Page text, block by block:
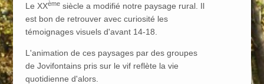
Le XXème siècle a modifié notre paysage rural. Il
est bon de retrouver avec curiosité les
témoignages visuels d'avant 14-18.
L'animation de ces paysages par des groupes
de Jovifontains pris sur le vif reflète la vie
quotidienne d'alors.